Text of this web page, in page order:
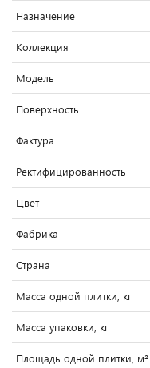
Назначение
Коллекция
Модель
Поверхность
Фактура
Ректифицированность
Цвет
Фабрика
Страна
Масса одной плитки, кг
Масса упаковки, кг
Площадь одной плитки, м²